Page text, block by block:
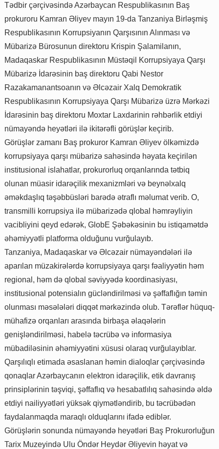
Tədbir çərçivəsində Azərbaycan Respublikasının Baş
prokuroru Kamran Əliyev mayın 19-da Tanzaniya Birləşmiş
Respublikasının Korrupsiyanın Qarşısının Alınması və
Mübarizə Bürosunun direktoru Krispin Şalamilanın,
Madaqaskar Respublikasının Müstəqil Korrupsiyaya Qarşı
Mübarizə İdarəsinin baş direktoru Qabi Nestor
Razakamanantsoanın və Əlcəzair Xalq Demokratik
Respublikasının Korrupsiyaya Qarşı Mübarizə üzrə Mərkəzi
İdarəsinin baş direktoru Moxtar Laxdarinin rəhbərlik etdiyi
nümayəndə heyətləri ilə ikitərəfli görüşlər keçirib.
Görüşlər zamanı Baş prokuror Kamran Əliyev ölkəmizdə
korrupsiyaya qarşı mübarizə sahəsində həyata keçirilən
institusional islahatlar, prokurorluq orqanlarında tətbiq
olunan müasir idarəçilik mexanizmləri və beynəlxalq
əməkdaşlıq təşəbbüsləri barədə ətraflı məlumat verib. O,
transmilli korrupsiya ilə mübarizədə qlobal həmrəyliyin
vacibliyini qeyd edərək, GlobE Şəbəkəsinin bu istiqamətdə
əhəmiyyətli platforma olduğunu vurğulayıb.
Tanzaniya, Madaqaskar və Əlcəzair nümayəndələri ilə
aparılan müzakirələrdə korrupsiyaya qarşı fəaliyyətin həm
regional, həm də qlobal səviyyədə koordinasiyası,
institusional potensialın gücləndirilməsi və şəffaflığın təmin
olunması məsələləri diqqət mərkəzində olub. Tərəflər hüquq-
mühafizə orqanları arasında birbaşa əlaqələrin
genişləndirilməsi, habelə təcrübə və informasiya
mübadiləsinin əhəmiyyətini xüsusi olaraq vurğulayıblar.
Qarşılıqlı etimada əsaslanan həmin dialoqlar çərçivəsində
qonaqlar Azərbaycanın elektron idarəçilik, etik davranış
prinsiplərinin təşviqi, şəffaflıq və hesabatlılıq sahəsində əldə
etdiyi nailiyyətləri yüksək qiymətləndirib, bu təcrübədən
faydalanmaqda maraqlı olduqlarını ifadə ediblər.
Görüşlərin sonunda nümayəndə heyətləri Baş Prokurorluğun
Tarix Muzeyində Ulu Öndər Heydər Əliyevin həyat və